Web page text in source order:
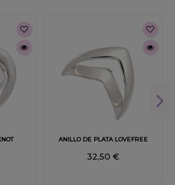
ANILLO DE PLATA LOVEFREE
32,50 €